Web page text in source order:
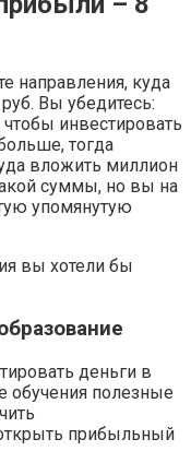
направления, куда
Вы убедитесь:
инвестировать
тогда
вложить миллион
суммы, но вы на
упомянутую
вы хотели бы
деньги в
обучения полезные
прибыльный